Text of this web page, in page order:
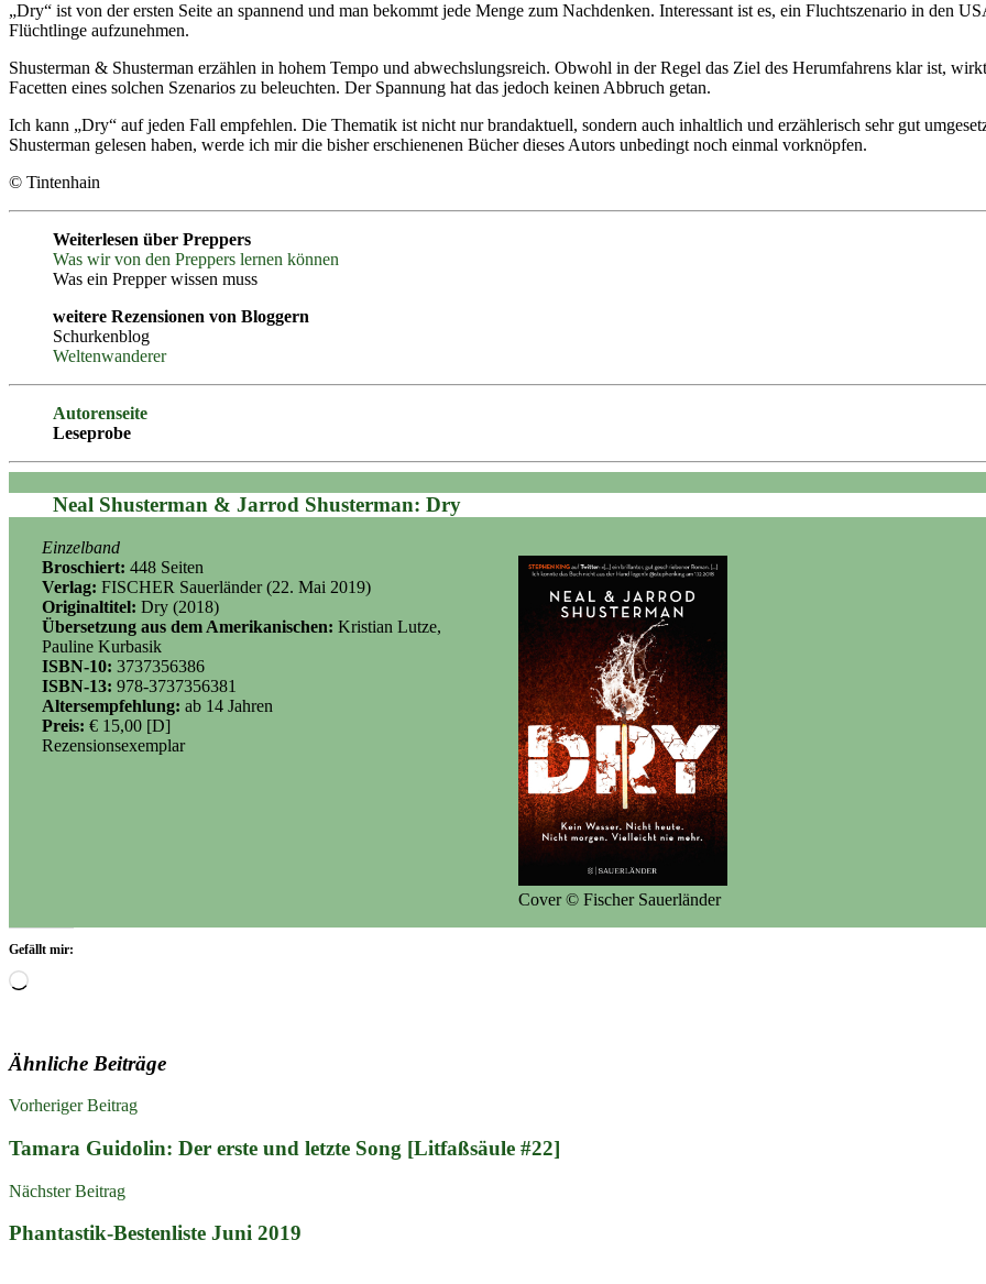
„Dry“ ist von der ersten Seite an spannend und man bekommt jede Menge zum Nachdenken. Interessant ist es, ein Fluchtszenario in den
Flüchtlinge aufzunehmen.
Shusterman & Shusterman erzählen in hohem Tempo und abwechslungsreich. Obwohl in der Regel das Ziel des Herumfahrens klar ist,
Facetten eines solchen Szenarios zu beleuchten. Der Spannung hat das jedoch keinen Abbruch getan.
Ich kann „Dry“ auf jeden Fall empfehlen. Die Thematik ist nicht nur brandaktuell, sondern auch inhaltlich und erzählerisch sehr gut
Shusterman gelesen haben, werde ich mir die bisher erschienenen Bücher dieses Autors unbedingt noch einmal vorknöpfen.
© Tintenhain
Weiterlesen über Preppers
Was wir von den Preppers lernen können
Was ein Prepper wissen muss
weitere Rezensionen von Bloggern
Schurkenblog
Weltenwanderer
Autorenseite
Leseprobe
Neal Shusterman & Jarrod Shusterman: Dry
Einzelband
Broschiert: 448 Seiten
Verlag: FISCHER Sauerländer (22. Mai 2019)
Originaltitel: Dry (2018)
Übersetzung aus dem Amerikanischen: Kristian Lutze,
Pauline Kurbasik
ISBN-10: 3737356386
ISBN-13: 978-3737356381
Altersempfehlung: ab 14 Jahren
Preis: € 15,00 [D]
Rezensionsexemplar
Cover © Fischer Sauerländer
Gefällt mir:
Wird
Ähnliche Beiträge
BücherDystopieJugendbuch
Beitragsnavigation
Vorheriger Beitrag
Tamara Guidolin: Der erste und letzte Song [Litfaßsäule #22]
Nächster Beitrag
Phantastik-Bestenliste Juni 2019